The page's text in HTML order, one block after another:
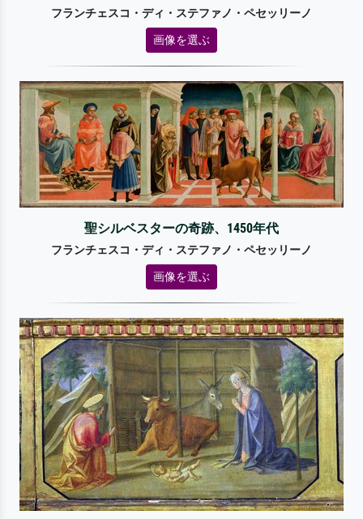
フランチェスコ・ディ・ステファノ・ペセッリーノ
画像を選ぶ
聖シルベスターの奇跡、1450年代
フランチェスコ・ディ・ステファノ・ペセッリーノ
画像を選ぶ